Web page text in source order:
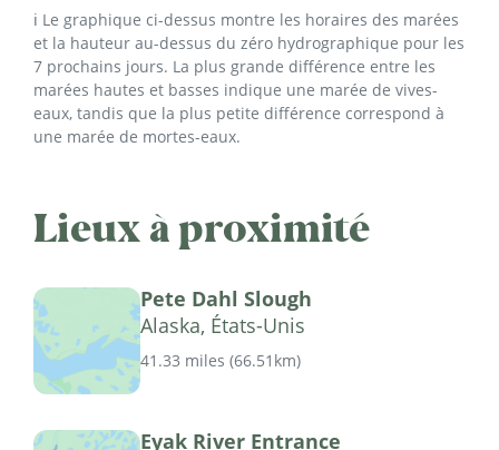
ℹ️ Le graphique ci-dessus montre les horaires des marées
et la hauteur au-dessus du zéro hydrographique pour les
7 prochains jours. La plus grande différence entre les
marées hautes et basses indique une marée de vives-
eaux, tandis que la plus petite différence correspond à
une marée de mortes-eaux.
Lieux à proximité
Pete Dahl Slough
Alaska, États-Unis
41.33 miles (66.51km)
Eyak River Entrance